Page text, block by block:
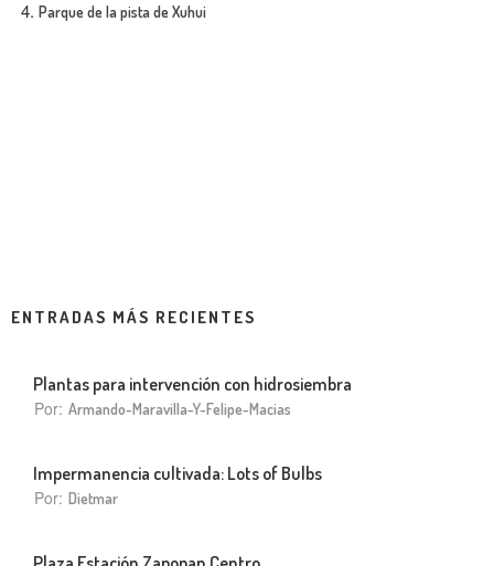
Parque de la pista de Xuhui
ENTRADAS MÁS RECIENTES
Plantas para intervención con hidrosiembra
Por: Armando-Maravilla-Y-Felipe-Macias
Impermanencia cultivada: Lots of Bulbs
Por: Dietmar